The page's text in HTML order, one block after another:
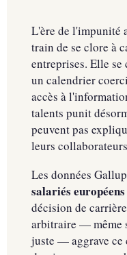
L'ère de l'impunité
train de se clore à
entreprises. Elle
un calendrier
accès à
talents punit
peuvent pas
leurs
Les données
salariés
décision de
arbitraire — même
juste — aggrave